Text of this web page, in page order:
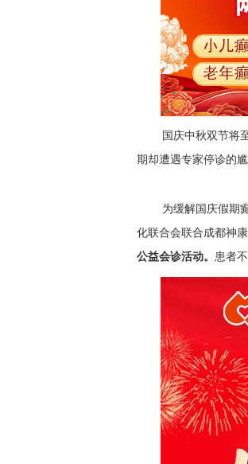
国庆中秋双节将
期却遭遇专家停诊的
为缓解国庆假期
化联合会联合成都神
公益会诊活动。 患者